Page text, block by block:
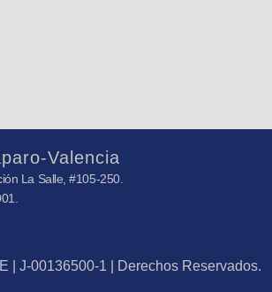
Valencia
La Salle, #105-250.
| J-00136500-1 | Derechos Reservados.